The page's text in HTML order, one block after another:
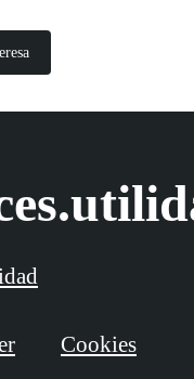
Cookies